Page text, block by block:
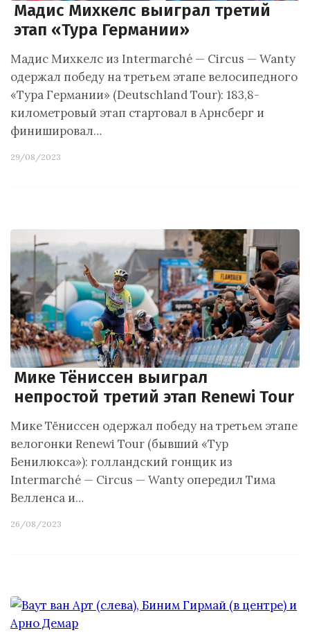
Мадис Михкелс выиграл третий
этап «Тура Германии»
Мадис Михкелс из Intermarché — Circus — Wanty
одержал победу на третьем этапе велосипедного
«Тура Германии» (Deutschland Tour): 183,8-
километровый этап стартовал в Арнсберг и
финишировал…
29/08/2023
Мике Тёниссен выиграл
непростой третий этап Renewi Tour
Мике Тёниссен одержал победу на третьем этапе
велогонки Renewi Tour (бывший «Тур
Бенилюкса»): голландский гонщик из
Intermarché — Circus — Wanty опередил Тима
Велленса и…
26/08/2023